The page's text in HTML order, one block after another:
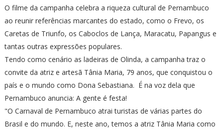
O filme da campanha celebra a riqueza cultural de Pernambuco
ao reunir referências marcantes do estado, como o Frevo, os
Caretas de Triunfo, os Caboclos de Lança, Maracatu, Papangus e
tantas outras expressões populares.
Tendo como cenário as ladeiras de Olinda, a campanha traz o
convite da atriz e artesã Tânia Maria, 79 anos, que conquistou o
país e o mundo como Dona Sebastiana. É na voz dela que
Pernambuco anuncia: A gente é festa!
"O Carnaval de Pernambuco atrai turistas de várias partes do
Brasil e do mundo. E, neste ano, temos a atriz Tânia Maria como